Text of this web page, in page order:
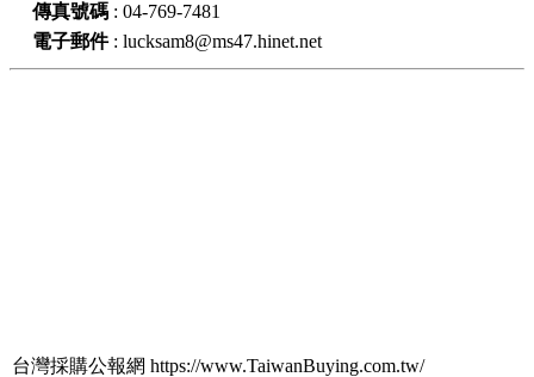
傳真號碼 : 04-769-7481
電子郵件: lucksam8@ms47.hinet.net
台灣採購公報網 https://www.TaiwanBuying.com.tw/